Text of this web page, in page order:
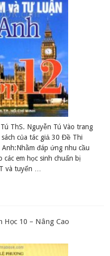
ThS. Nguyễn Tú Vào trang
của tác giả 30 Đề Thi
đáp ứng nhu cầu
em học sinh chuẩn bị
và tuyển …
Học 10 – Nâng Cao